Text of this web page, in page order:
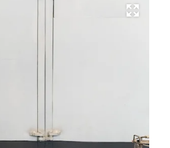
Развернуть на весь экран